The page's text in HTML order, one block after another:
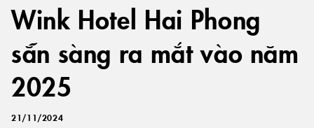
Wink Hotel Hai Phong
sẵn sàng ra mắt vào năm
2025
21/11/2024